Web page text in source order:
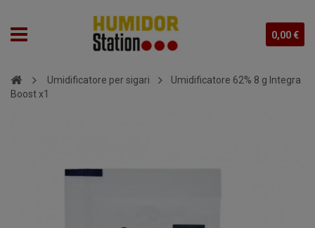
0,00 €
Umidificatore per sigari
Umidificatore 62% 8 g Integra
Boost x1